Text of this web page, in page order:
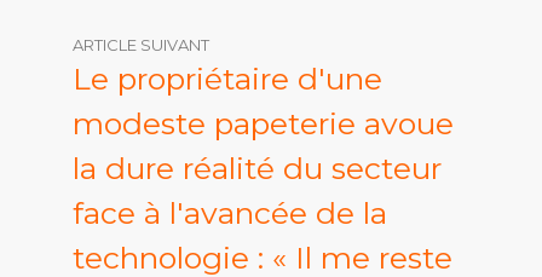
ARTICLE SUIVANT
Le propriétaire d'une
modeste papeterie avoue
la dure réalité du secteur
face à l'avancée de la
technologie : « Il me reste